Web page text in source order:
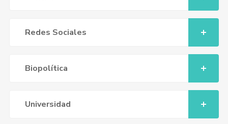
Redes Sociales
Biopolítica
Universidad